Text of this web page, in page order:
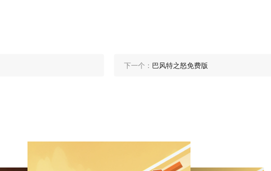
下一个： 巴风特之怒免费版